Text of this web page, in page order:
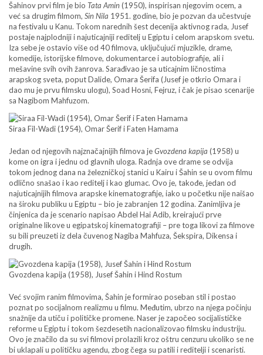
Šahinov prvi film je bio Tata Amin(1950), inspirisan njegovim ocem, a
već sa drugim filmom, Sin Nila 1951. godine, bio je pozvan da učestvuje
na festivalu u Kanu. Tokom narednih šest decenija aktivnog rada, Jusef
postaje najplodniji i najuticajniji reditelj u Egiptu i celom arapskom svetu.
Iza sebe je ostavio više od 40 filmova, uključujući mjuzikle, drame,
komedije, istorijske filmove, dokumentarce i autobiografije, ali i
mešavine svih ovih žanrova. Sarađivao je sa uticajnim ličnostima
arapskog sveta, poput Dalide, Omara Šerifa (Jusef je otkrio Omara i
dao mu je prvu filmsku ulogu), Soad Hosni, Fejruz, i čak je pisao scenarije
sa Nagibom Mahfuzom.
Siraa Fil-Wadi (1954), Omar Šerif i Faten Hamama
Jedan od njegovih najznačajnijih filmova jeGvozdena kapija (1958) u
kome on igra i jednu od glavnih uloga. Radnja ove drame se odvija
tokom jednog dana na železničkoj stanici u Kairu i Šahin se u ovom filmu
odlično snašao i kao reditelj i kao glumac. Ovo je, takođe, jedan od
najuticajnijih filmova arapske kinematografije, iako u početku nije naišao
na široku publiku u Egiptu – bio je zabranjen 12 godina. Zanimljiva je
činjenica da je scenario napisao Abdel Hai Adib, kreirajući prve
originalne likove u egipatskoj kinematografiji – pre toga likovi za filmove
su bili preuzeti iz dela čuvenog Nagiba Mahfuza, Šekspira, Dikensa i
drugih.
Gvozdena kapija (1958), Jusef Šahin i Hind Rostum
Već svojim ranim filmovima, Šahin je formirao poseban stil i postao
poznat po socijalnom realizmu u filmu. Međutim, ubrzo na njega počinju
snažnije da utiču i političke promene. Naser je započeo socijalističke
reforme u Egiptu i tokom šezdesetih nacionalizovao filmsku industriju.
Ovo je značilo da su svi filmovi prolazili kroz oštru cenzuru ukoliko se ne
bi uklapali u političku agendu, zbog čega su patili i reditelji i scenaristi.